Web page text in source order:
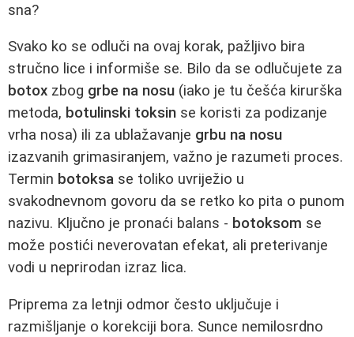
sna?
Svako ko se odluči na ovaj korak, pažljivo bira
stručno lice i informiše se. Bilo da se odlučujete za
botox zbog grbe na nosu (iako je tu češća kirurška
metoda, botulinski toksin se koristi za podizanje
vrha nosa) ili za ublažavanje grbu na nosu
izazvanih grimasiranjem, važno je razumeti proces.
Termin botoksa se toliko uvriježio u
svakodnevnom govoru da se retko ko pita o punom
nazivu. Ključno je pronaći balans - botoksom se
može postići neverovatan efekat, ali preterivanje
vodi u neprirodan izraz lica.
Priprema za letnji odmor često uključuje i
razmišljanje o korekciji bora. Sunce nemilosrdno